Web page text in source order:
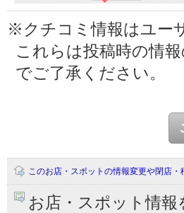
※クチコミ情報はユー
これらは投稿時の情
でご了承ください。
このお店・スポットの情報変更や閉店・
お店・スポット情報